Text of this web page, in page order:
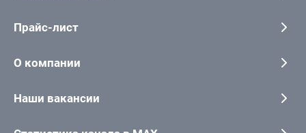
Прайс-лист
О компании
Наши вакансии